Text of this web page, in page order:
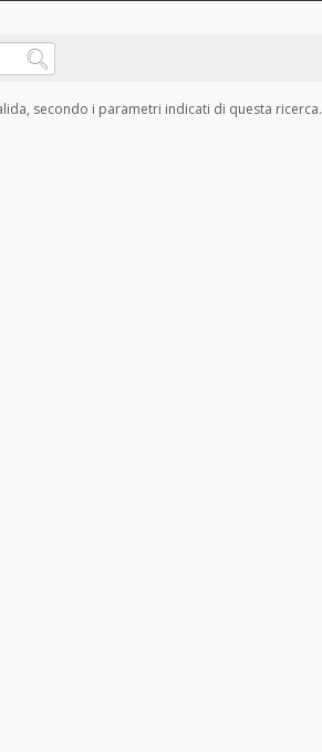
secondo i parametri indicati di questa ricerca.